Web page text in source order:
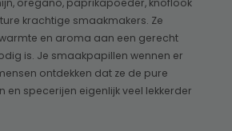
oregano, paprikapoeder, knoflook
krachtige smaakmakers. Ze
en aroma aan een gerecht
is. Je smaakpapillen wennen er
ontdekken dat ze de pure
en specerijen eigenlijk veel lekkerder